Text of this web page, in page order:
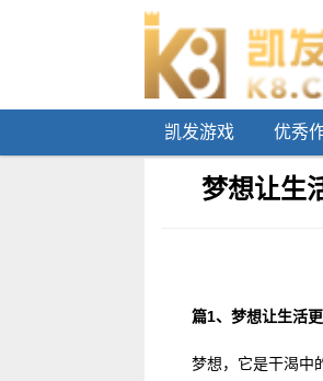
凯发游戏 优秀
梦想让生
篇1、梦想让生活
梦想，它是干渴中